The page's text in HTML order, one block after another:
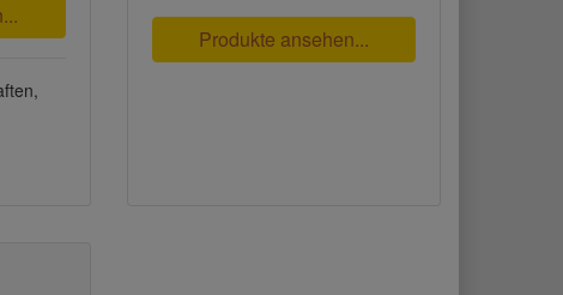
Produkte ansehen...